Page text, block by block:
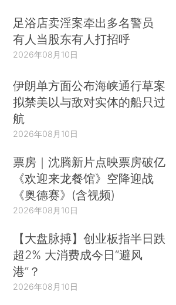
足浴店卖淫案牵出多名警员
有人当股东有人打招呼
2026年08月10日
伊朗单方面公布海峡通行草案
拟禁美以与敌对实体的船只过
航
2026年08月10日
票房｜沈腾新片点映票房破亿
《欢迎来龙餐馆》空降迎战
《奥德赛》(含视频)
2026年08月10日
【大盘脉搏】创业板指半日跌
超2% 大消费成今日“避风
港”？
2026年08月10日